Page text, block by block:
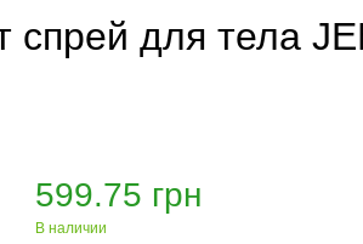
для тела
599.75 грн
В наличии